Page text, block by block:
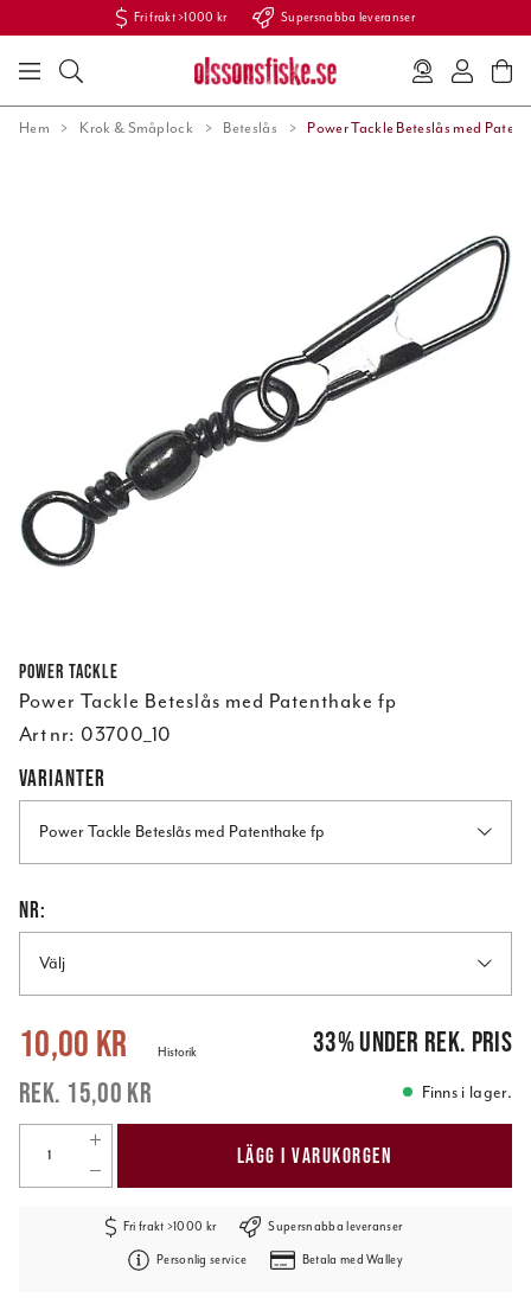
Fri frakt >1000 kr Supersnabba leveranser
Hem Krok & Småplock Beteslås Power Tackle Beteslås med
Power Tackle
Power Tackle Beteslås med Patenthake fp
Art nr: 03700_10
VARIANTER
Power Tackle Beteslås med Patenthake fp
NR:
Välj
Nuvarande pris: 15,00 kr
10,00 kr
15,00 kr
Historik 33%under rek. pris
Finns i lager.
LÄGG I VARUKORGEN
Fri frakt >1000 kr Supersnabba leveranser
Personlig service Betala med Walley